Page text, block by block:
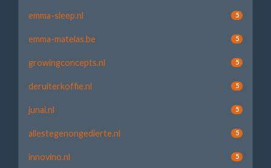
emma-sleep.nl 5
emma-matelas.be 5
growingconcepts.nl 5
deruiterkoffie.nl 5
junai.nl 5
allestegenongedierte.nl 5
innovino.nl 5